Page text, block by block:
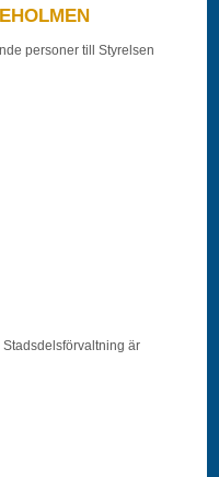
personer till Styrelsen
är